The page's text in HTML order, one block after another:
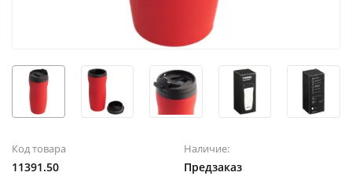
Код товара
11391.50
Наличие:
Предзаказ